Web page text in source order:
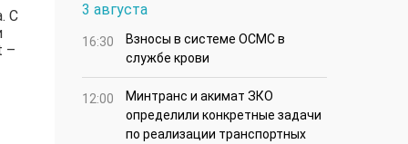
С
–
3 августа
16:30
Взносы в системе ОСМС в
службе крови
12:00
Минтранс и акимат ЗКО
определили конкретные задачи
по реализации транспортных